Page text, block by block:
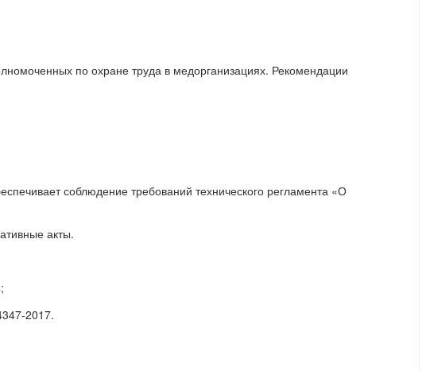
по охране труда в медорганизациях. Рекомендации
соблюдение требований технического регламента «О
акты.
2017.